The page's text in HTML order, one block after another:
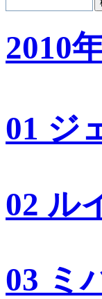
2010
01 ジ
02 ル
03 ミ